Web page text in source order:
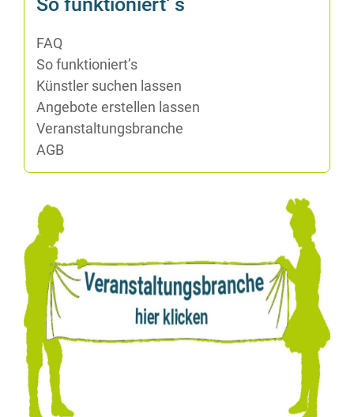
FAQ
So funktioniert’s
Künst­ler su­chen lassen
An­ge­bo­te er­stel­len lassen
Ver­an­stal­tungs­bran­che
AGB